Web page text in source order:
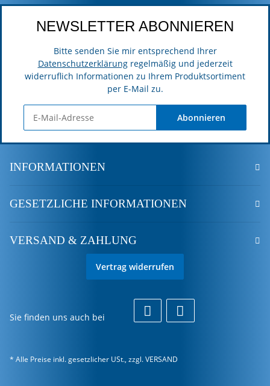
NEWSLETTER ABONNIEREN
Bitte senden Sie mir entsprechend Ihrer
Datenschutzerklärungregelmäßig und jederzeit
widerruflich Informationen zu Ihrem Produktsortiment
per E-Mail zu.
Abonnieren
INFORMATIONEN
GESETZLICHE INFORMATIONEN
VERSAND & ZAHLUNG
Vertrag widerrufen
Sie finden uns auch bei
* Alle Preise inkl. gesetzlicher USt., zzgl.VERSAND